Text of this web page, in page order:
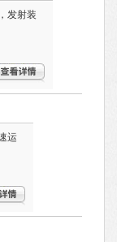
发射装
运